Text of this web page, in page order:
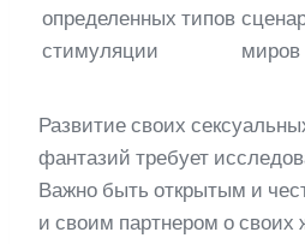
определенных типов
стимуляции
миров
Развитие своих
фантазий требует
Важно быть открытым и
и своим партнером о своих